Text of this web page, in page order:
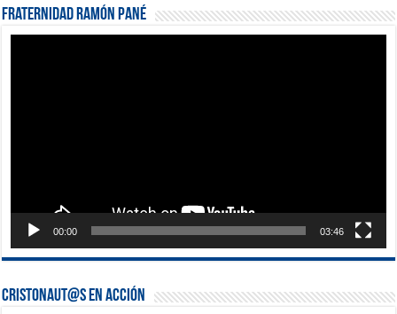
Fraternidad Ramón Pané
00:00 03:46
Cristonaut@s en Acción